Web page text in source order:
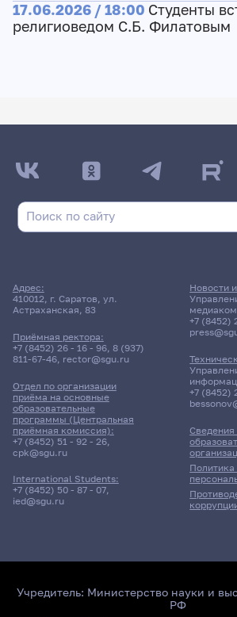
17.06.2026 / 18:00 Студенты
религиоведом С.Б. Филатовым
Адрес:
410012, г. Саратов, ул.
Астраханская, 83
Приёмная ректора:
+7 (8452) 26 - 16 - 96, 8 (937)
811-67-46, rector@sgu.ru
Отдел по организации
приёма на основные
образовательные
программы (Центральная
приёмная комиссия):
+7 (8452) 51 - 92 - 26,
cpk@sgu.ru
International Students:
+7 (8452) 50 - 87 - 07,
ied@sgu.ru
Сведения
Политика
Новости
+7 (8452)
+7 (8452)
Учредитель: Министерство науки и
РФ